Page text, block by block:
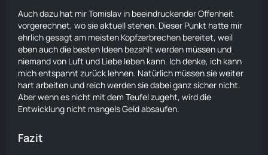
Auch dazu hat mir Tomislav in beeindruckender Offenheit
vorgerechnet, wo sie aktuell stehen. Dieser Punkt hatte mir
ehrlich gesagt am meisten Kopfzerbrechen bereitet, weil
eben auch die besten Ideen bezahlt werden müssen und
niemand von Luft und Liebe leben kann. Ich denke, ich kann
mich entspannt zurück lehnen. Natürlich müssen sie weiter
hart arbeiten und reich werden sie dabei ganz sicher nicht.
Aber wenn es nicht mit dem Teufel zugeht, wird die
Entwicklung nicht mangelsGeldabsaufen.
Fazit